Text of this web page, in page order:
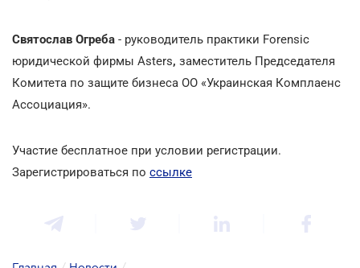
Святослав Огреба - руководитель практики Forensic
юридической фирмы Asters, заместитель Председателя
Комитета по защите бизнеса ОО «Украинская Комплаенс
Ассоциация».
Участие бесплатное при условии регистрации.
Зарегистрироваться по ссылке